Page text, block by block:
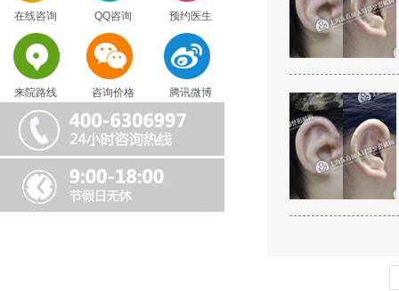
在线咨询 QQ咨询 预约医生
来院路线 咨询价格 腾讯微博